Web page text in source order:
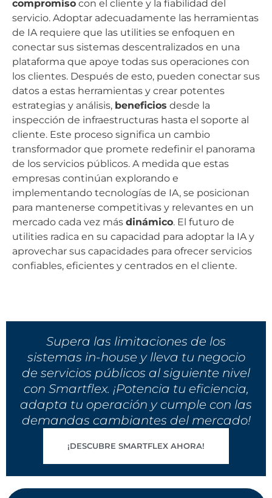
compromiso con el cliente y la fiabilidad del
servicio. Adoptar adecuadamente las herramientas
de IA requiere que las utilities se enfoquen en
conectar sus sistemas descentralizados en una
plataforma que apoye todas sus operaciones con
los clientes. Después de esto, pueden conectar sus
datos a estas herramientas y crear potentes
estrategias y análisis, beneficios desde la
inspección de infraestructuras hasta el soporte al
cliente. Este proceso significa un cambio
transformador que promete redefinir el panorama
de los servicios públicos. A medida que estas
empresas continúan explorando e
implementando tecnologías de IA, se posicionan
para mantenerse competitivas y relevantes en un
mercado cada vez más dinámico. El futuro de
utilities radica en su capacidad para adoptar la IA y
aprovechar sus capacidades para ofrecer servicios
confiables, eficientes y centrados en el cliente.
Supera las limitaciones de los
sistemas in-house y lleva tu negocio
de servicios públicos al siguiente nivel
con Smartflex. ¡Potencia tu eficiencia,
adapta tu operación y cumple con las
demandas cambiantes del mercado!
¡DESCUBRE SMARTFLEX AHORA!